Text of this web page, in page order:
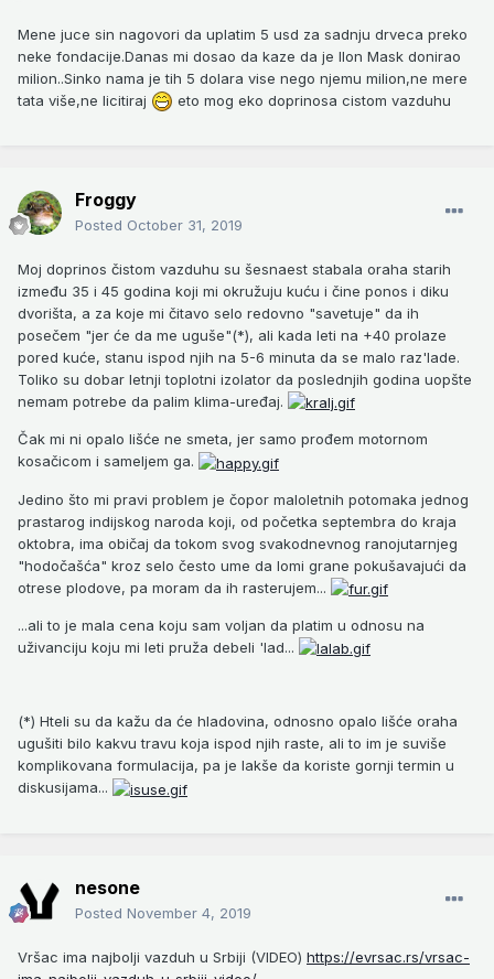
Mene juce sin nagovori da uplatim 5 usd za sadnju drveca preko
neke fondacije.Danas mi dosao da kaze da je Ilon Mask donirao
milion..Sinko nama je tih 5 dolara vise nego njemu milion,ne mere
tata više,ne licitiraj
eto mog eko doprinosa cistom vazduhu
Froggy
Posted October 31, 2019
Moj doprinos čistom vazduhu su šesnaest stabala oraha starih
između 35 i 45 godina koji mi okružuju kuću i čine ponos i diku
dvorišta, a za koje mi čitavo selo redovno "savetuje" da ih
posečem "jer će da me uguše"(*), ali kada leti na +40 prolaze
pored kuće, stanu ispod njih na 5-6 minuta da se malo raz'lade.
Toliko su dobar letnji toplotni izolator da poslednjih godina uopšte
nemam potrebe da palim klima-uređaj.
Čak mi ni opalo lišće ne smeta, jer samo prođem motornom
kosačicom i sameljem ga.
Jedino što mi pravi problem je čopor maloletnih potomaka jednog
prastarog indijskog naroda koji, od početka septembra do kraja
oktobra, ima običaj da tokom svog svakodnevnog ranojutarnjeg
"hodočašća" kroz selo često ume da lomi grane pokušavajući da
otrese plodove, pa moram da ih rasterujem...
...ali to je mala cena koju sam voljan da platim u odnosu na
uživanciju koju mi leti pruža debeli 'lad...
(*) Hteli su da kažu da će hladovina, odnosno opalo lišće oraha
ugušiti bilo kakvu travu koja ispod njih raste, ali to im je suviše
komplikovana formulacija, pa je lakše da koriste gornji termin u
diskusijama...
nesone
Posted November 4, 2019
Vršac ima najbolji vazduh u Srbiji (VIDEO) https://evrsac.rs/vrsac-